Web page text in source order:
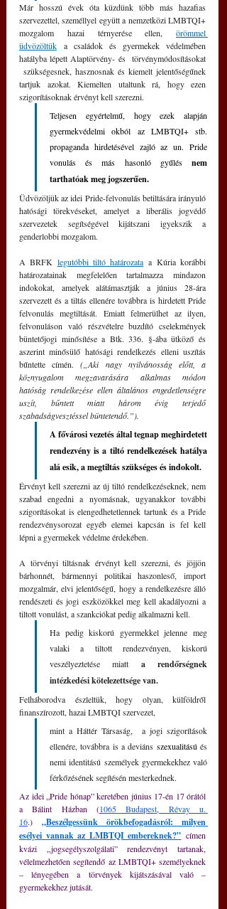
Már hosszú évek óta küzdünk több más hazafias
szervezettel, személlyel együtt a nemzetközi LMBTQI+
mozgalom hazai térnyerése ellen, örömmel
üdvözöltük a családok és gyermekek védelmében
hatályba lépett Alaptörvény- és  törvénymódosításokat
szükségesnek, hasznosnak és kiemelt jelentőségűnek
tartjuk azokat. Kiemelten utaltunk rá, hogy ezen
szigorításoknak érvényt kell szerezni.
Teljesen egyértelmű, hogy ezek alapján
gyermekvédelmi okból az LMBTQI+ stb.
propaganda hirdetésével zajló az un. Pride
vonulás és más hasonló gyűlés nem
tarthatóak meg jogszerűen.
Üdvözöljük az idei Pride-felvonulás betiltására irányuló
hatósági törekvéseket, amelyet a liberális jogvédő
szervezetek segítségével kijátszani igyekszik a
genderlobbi mozgalom.
A BRFK legutóbbi tiltó határozata a Kúria korábbi
határozatainak megfelelően tartalmazza mindazon
indokokat, amelyek alátámasztják a június 28-ára
szervezett és a tiltás ellenére továbbra is hirdetett Pride
felvonulás megtiltását. Emiatt felmerülhet az ilyen,
felvonuláson való részvételre buzdító cselekmények
büntetőjogi minősítése a Btk. 336. §-ába ütköző és
aszerint minősülő hatósági rendelkezés elleni uszítás
bűntette címén. („Aki nagy nyilvánosság előtt, a
köznyugalom megzavarására alkalmas módon
hatóság rendelkezése ellen általános engedetlenségre
uszít, bűntett miatt három évig terjedő
szabadságvesztéssel büntetendő.”).
A fővárosi vezetés által tegnap meghirdetett
rendezvény is a tiltó rendelkezések hatálya
alá esik, a megtiltás szükséges és indokolt.
Érvényt kell szerezni az új tiltó rendelkezéseknek, nem
szabad engedni a nyomásnak, ugyanakkor további
szigorításokat is elengedhetetlennek tartunk és a Pride
rendezvénysorozat egyéb elemei kapcsán is fel kell
lépni a gyermekek védelme érdekében.
A törvényi tiltásnak érvényt kell szerezni, és jöjjön
bárhonnét, bármennyi politikai haszonleső, import
mozgalmár, elvi jelentőségű, hogy a rendelkezésre álló
rendészeti és jogi eszközökkel meg kell akadályozni a
tiltott vonulást, a szankciókat pedig alkalmazni kell.
Ha pedig kiskorú gyermekkel jelenne meg
valaki a tiltott rendezvényen, kiskorú
veszélyeztetése miatt a rendőrségnek
intézkedési kötelezettsége van.
Felháborodva észleltük, hogy olyan, külföldről
finanszírozott, hazai LMBTQI szervezet,
mint a Háttér Társaság,  a jogi szigorítások
ellenére, továbbra is a deviáns szexualitású és
nemi identitású személyek gyermekekhez való
férkőzésének segítésén mesterkednek.
Az idei „Pride hónap” keretében június 17-én 17 órától
a Bálint Házban (1065 Budapest, Révay u.
16.) „Beszélgessünk örökbefogadásról: milyen
esélyei vannak az LMBTQI embereknek?” címen
kvázi „jogsegélyszolgálati” rendezvényt tartanak,
vélelmezhetően segítendő az LMBTQI+ személyeknek
– lényegében a törvények kijátszásával való –
gyermekekhez jutását.